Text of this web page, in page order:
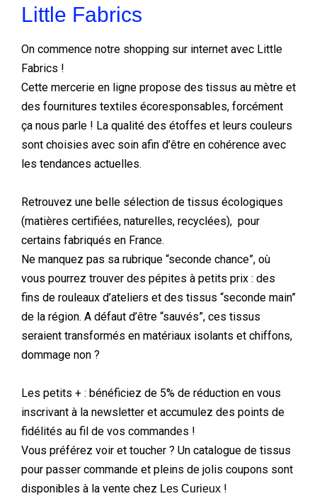
Little Fabrics
On commence notre shopping sur internet avec Little
Fabrics !
Cette mercerie en ligne propose des tissus au mètre et
des fournitures textiles écoresponsables, forcément
ça nous parle ! La qualité des étoffes et leurs couleurs
sont choisies avec soin afin d’être en cohérence avec
les tendances actuelles.
Retrouvez une belle sélection de tissus écologiques
(matières certifiées, naturelles, recyclées), pour
certains fabriqués en France.
Ne manquez pas sa rubrique “seconde chance”, où
vous pourrez trouver des pépites à petits prix : des
fins de rouleaux d’ateliers et des tissus “seconde main”
de la région. A défaut d’être “sauvés”, ces tissus
seraient transformés en matériaux isolants et chiffons,
dommage non ?
Les petits + : bénéficiez de 5% de réduction en vous
inscrivant à la newsletter et accumulez des points de
fidélités au fil de vos commandes !
Vous préférez voir et toucher ? Un catalogue de tissus
pour passer commande et pleins de jolis coupons sont
disponibles à la vente chez Les Curieux !